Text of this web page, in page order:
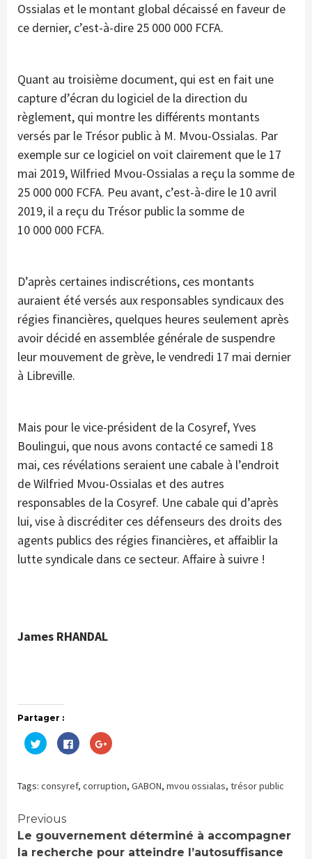
Ossialas et le montant global décaissé en faveur de
ce dernier, c’est-à-dire 25 000 000 FCFA.
Quant au troisième document, qui est en fait une
capture d’écran du logiciel de la direction du
règlement, qui montre les différents montants
versés par le Trésor public à M. Mvou-Ossialas. Par
exemple sur ce logiciel on voit clairement que le 17
mai 2019, Wilfried Mvou-Ossialas a reçu la somme de
25 000 000 FCFA. Peu avant, c’est-à-dire le 10 avril
2019, il a reçu du Trésor public la somme de
10 000 000 FCFA.
D’après certaines indiscrétions, ces montants
auraient été versés aux responsables syndicaux des
régies financières, quelques heures seulement après
avoir décidé en assemblée générale de suspendre
leur mouvement de grève, le vendredi 17 mai dernier
à Libreville.
Mais pour le vice-président de la Cosyref, Yves
Boulingui, que nous avons contacté ce samedi 18
mai, ces révélations seraient une cabale à l’endroit
de Wilfried Mvou-Ossialas et des autres
responsables de la Cosyref. Une cabale qui d’après
lui, vise à discréditer ces défenseurs des droits des
agents publics des régies financières, et affaiblir la
lutte syndicale dans ce secteur. Affaire à suivre !
James RHANDAL
Partager :
Cliquez
pour
partager
dans
une
Cliquez
pour
partager
dans
une
Cliquez
pour
(ouvre
dans
Tags: consyref, corruption, GABON, mvou ossialas, trésor public
Continue
Reading
Previous
Le gouvernement déterminé à accompagner
la recherche pour atteindre l’autosuffisance